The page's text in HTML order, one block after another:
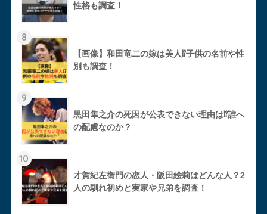
性格も調査！
8
【画像】和田竜二の嫁は美人⁉︎子供の名前や性
別も調査！
9
黒田隼之介の死因が公表できない理由は⁉︎誰へ
の配慮なのか？
10
才賀紀左衛門の恋人・阪田絵莉はどんな人？2
人の馴れ初めと実家や兄弟を調査！